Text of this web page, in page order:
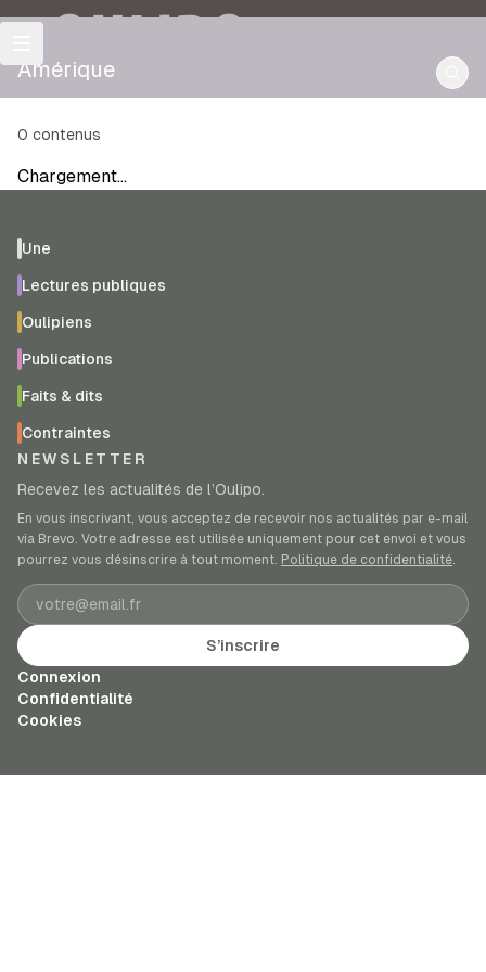
OULIPO
Amérique
0 contenus
Chargement…
Une
Lectures publiques
Oulipiens
Publications
Faits & dits
Contraintes
NEWSLETTER
Recevez les actualités de l’Oulipo.
En vous inscrivant, vous acceptez de recevoir nos actualités par e-mail
via Brevo. Votre adresse est utilisée uniquement pour cet envoi et vous
pourrez vous désinscrire à tout moment. Politique de confidentialité.
Adresse e-mail
S’inscrire
Connexion
Confidentialité
Cookies